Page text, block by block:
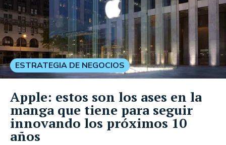
ESTRATEGIA DE NEGOCIOS
Apple: estos son los ases en la
manga que tiene para seguir
innovando los próximos 10
años